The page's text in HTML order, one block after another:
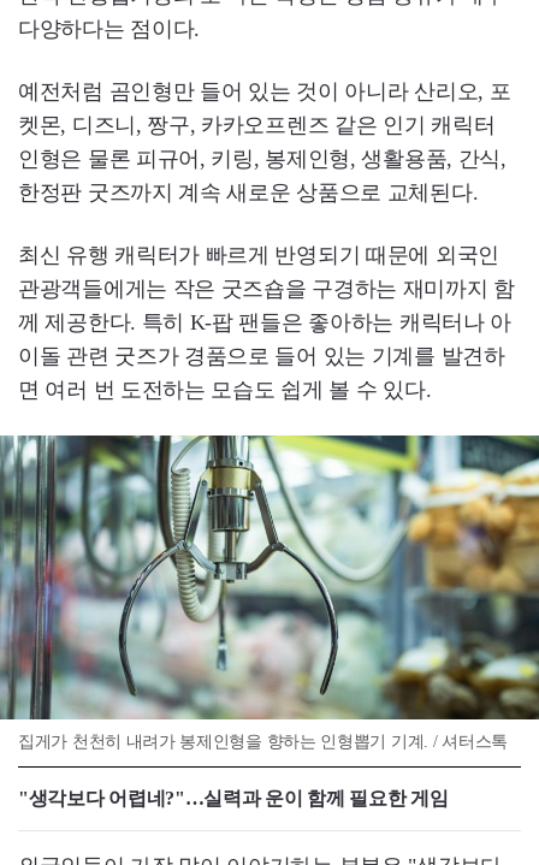
다양하다는 점이다.
예전처럼 곰인형만 들어 있는 것이 아니라 산리오, 포
켓몬, 디즈니, 짱구, 카카오프렌즈 같은 인기 캐릭터
인형은 물론 피규어, 키링, 봉제인형, 생활용품, 간식,
한정판 굿즈까지 계속 새로운 상품으로 교체된다.
최신 유행 캐릭터가 빠르게 반영되기 때문에 외국인
관광객들에게는 작은 굿즈숍을 구경하는 재미까지 함
께 제공한다. 특히 K-팝 팬들은 좋아하는 캐릭터나 아
이돌 관련 굿즈가 경품으로 들어 있는 기계를 발견하
면 여러 번 도전하는 모습도 쉽게 볼 수 있다.
집게가 천천히 내려가 봉제인형을 향하는 인형뽑기 기계. / 셔터스톡
"생각보다 어렵네?"…실력과 운이 함께 필요한 게임